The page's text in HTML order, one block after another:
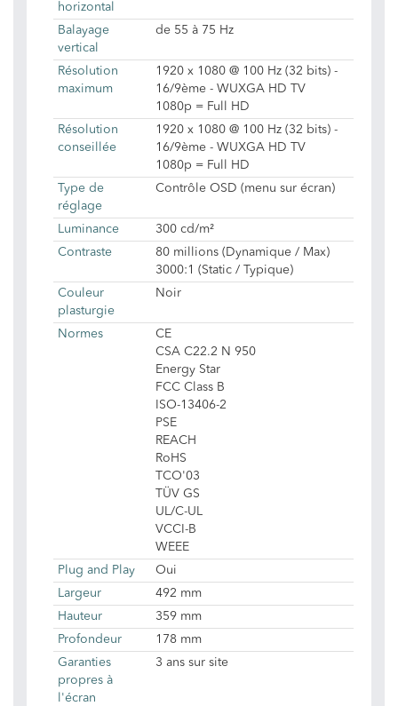
horizontal
Balayage
vertical
de 55 à 75 Hz
Résolution
maximum
1920 x 1080 @ 100 Hz (32 bits) -
16/9ème - WUXGA HD TV
1080p = Full HD
Résolution
conseillée
1920 x 1080 @ 100 Hz (32 bits) -
16/9ème - WUXGA HD TV
1080p = Full HD
Type de
réglage
Contrôle OSD (menu sur écran)
Luminance
300 cd/m²
Contraste
80 millions (Dynamique / Max)
3000:1 (Static / Typique)
Couleur
plasturgie
Noir
Normes
CE
CSA C22.2 N 950
Energy Star
FCC Class B
ISO-13406-2
PSE
REACH
RoHS
TCO'03
TÜV GS
UL/C-UL
VCCI-B
WEEE
Plug and Play
Oui
Largeur
492 mm
Hauteur
359 mm
Profondeur
178 mm
Garanties
propres à
l'écran
3 ans sur site